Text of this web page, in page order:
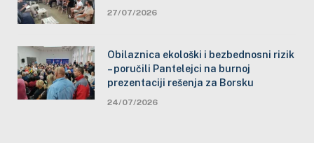
27/07/2026
Obilaznica ekološki i bezbednosni rizik
– poručili Pantelejci na burnoj
prezentaciji rešenja za Borsku
24/07/2026